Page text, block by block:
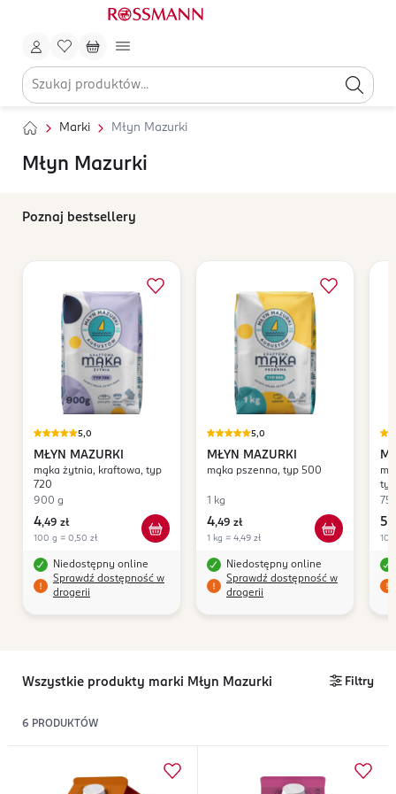
Marki Młyn Mazurki
Młyn Mazurki
Poznaj bestsellery
5,0
MŁYN MAZURKI
mąka żytnia, kraftowa, typ
720
900 g
4,49 zł
100 g = 0,50 zł
Niedostępny online
Sprawdź dostępność w
drogerii
5,0
MŁYN MAZURKI
mąka pszenna, typ 500
1 kg
4,49 zł
1 kg = 4,49 zł
Niedostępny online
Sprawdź dostępność w
drogerii
5
Wszystkie produkty marki Młyn Mazurki Filtry
6 PRODUKTÓW